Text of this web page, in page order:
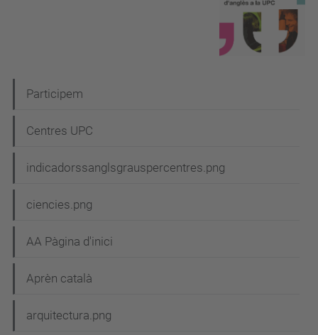
a
v
g
a
i
ó
Participem
Centres UPC
indicadorssanglsgrauspercentres.png
ciencies.png
AA Pàgina d'inici
Aprèn català
arquitectura.png